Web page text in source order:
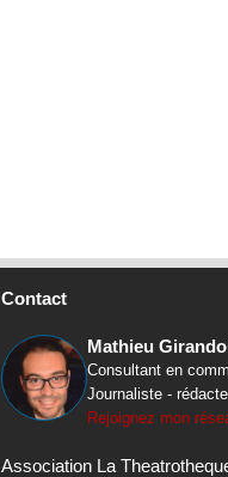
Contact
Mathieu
Consultant en
Journaliste -
Rejoignez mon
Association La